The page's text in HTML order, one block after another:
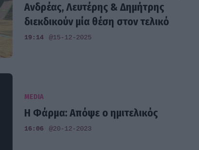
Ανδρέας, Λευτέρης & Δημήτρης
διεκδικούν μία θέση στον τελικό
19:14 @15-12-2025
MEDIA
Η Φάρμα: Απόψε ο ημιτελικός
16:06 @20-12-2023